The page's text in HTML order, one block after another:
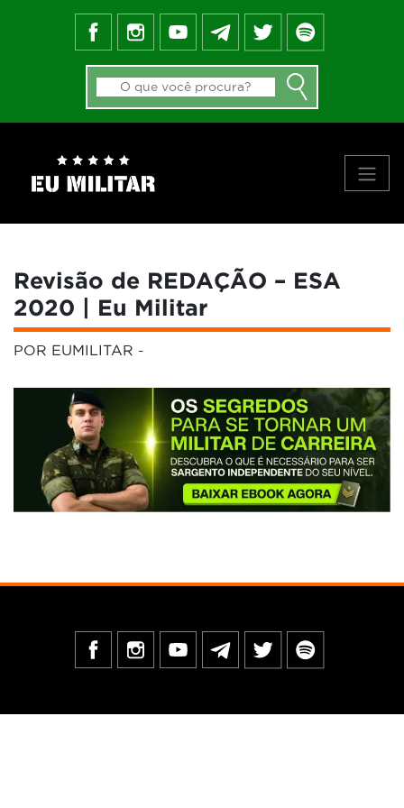
FEED DO BLOG
GALERIA DE APROVADOS
NOTÍCIAS
MATERIAIS
PRINCIPAIS VÍDEOS
SOBRE NÓS
Revisão de REDAÇÃO – ESA
2020 | Eu Militar
POR EUMILITAR -